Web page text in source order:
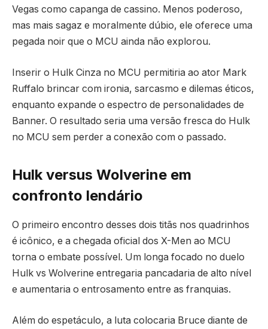
Vegas como capanga de cassino. Menos poderoso,
mas mais sagaz e moralmente dúbio, ele oferece uma
pegada noir que o MCU ainda não explorou.
Inserir o Hulk Cinza no MCU permitiria ao ator Mark
Ruffalo brincar com ironia, sarcasmo e dilemas éticos,
enquanto expande o espectro de personalidades de
Banner. O resultado seria uma versão fresca do Hulk
no MCU sem perder a conexão com o passado.
Hulk versus Wolverine em
confronto lendário
O primeiro encontro desses dois titãs nos quadrinhos
é icônico, e a chegada oficial dos X-Men ao MCU
torna o embate possível. Um longa focado no duelo
Hulk vs Wolverine entregaria pancadaria de alto nível
e aumentaria o entrosamento entre as franquias.
Além do espetáculo, a luta colocaria Bruce diante de